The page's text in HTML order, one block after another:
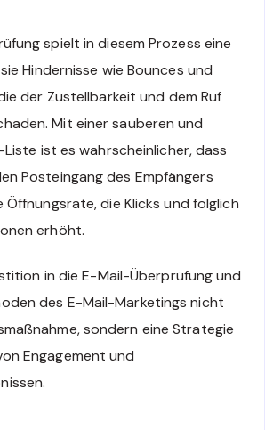
spielt in diesem Prozess eine
Hindernisse wie Bounces und
der Zustellbarkeit und dem Ruf
Mit einer sauberen und
ist es wahrscheinlicher, dass
Posteingang des Empfängers
Öffnungsrate, die Klicks und folglich
erhöht.
in die E-Mail-Überprüfung und
des E-Mail-Marketings nicht
sondern eine Strategie
Engagement und